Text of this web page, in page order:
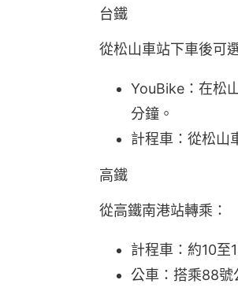
台鐵
從松山車站下車後可
YouBike：在松
分鐘。
計程車：從松山
高鐵
從高鐵南港站轉乘：
計程車：約10至
公車：搭乘88號